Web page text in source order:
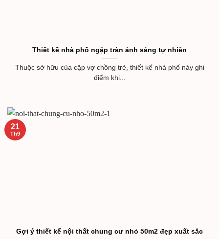
Thiết kế nhà phố ngập tràn ánh sáng tự nhiên
Thuộc sở hữu của cặp vợ chồng trẻ, thiết kế nhà phố này ghi
điểm khi...
Gợi ý thiết kế nội thất chung cư nhỏ 50m2 đẹp xuất sắc
21
Th9